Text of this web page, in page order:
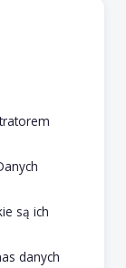
są ich
danych